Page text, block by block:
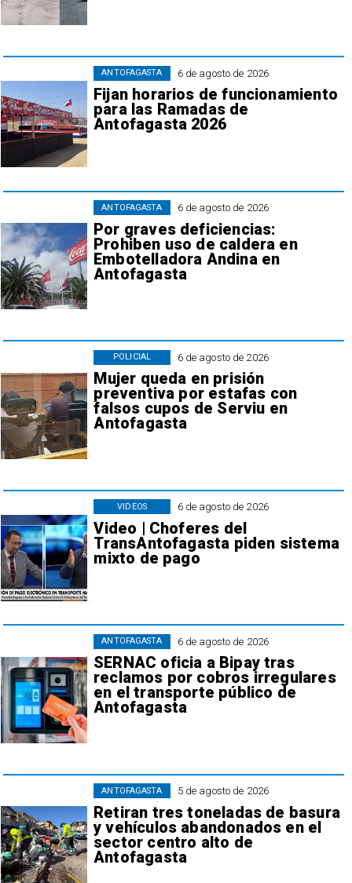
6 de agosto de 2026
Fijan horarios de funcionamiento
para las Ramadas de
Antofagasta 2026
ANTOFAGASTA
6 de agosto de 2026
Por graves deficiencias:
Prohiben uso de caldera en
Embotelladora Andina en
Antofagasta
ANTOFAGASTA
6 de agosto de 2026
Mujer queda en prisión
preventiva por estafas con
falsos cupos de Serviu en
Antofagasta
POLICIAL
6 de agosto de 2026
Video | Choferes del
TransAntofagasta piden sistema
mixto de pago
VIDEOS
6 de agosto de 2026
SERNAC oficia a Bipay tras
reclamos por cobros irregulares
en el transporte público de
Antofagasta
ANTOFAGASTA
5 de agosto de 2026
Retiran tres toneladas de basura
y vehículos abandonados en el
sector centro alto de
Antofagasta
ANTOFAGASTA